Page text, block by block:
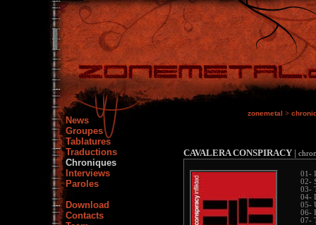
News
Groupes
Tablatures
Traductions
Chroniques
Interviews
Paroles
Download
Contacts
zonemetal >
CAVALERA CONSPIRACY |
01-
02-
03-
04-
05-
06-
07-